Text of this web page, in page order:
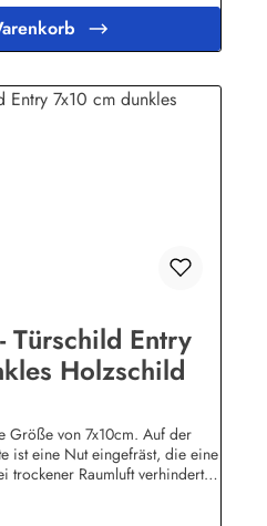
entwurzelten Bäumen.
in der Maserung sind
Bini Inh.
Türschild Entry
Holzschild
Größe von 7x10cm. Auf der
ist eine Nut eingefräst, die eine
trockener Raumluft verhindert.